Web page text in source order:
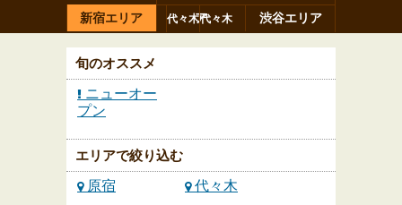
新宿エリア
ア
渋谷エリア
原宿 代々木参宮橋
代々木
八幡
代々木
上原 神山町 渋谷 新宿
旬のオススメ
ニューオー
プン
エリアで絞り込む
原宿
代々木